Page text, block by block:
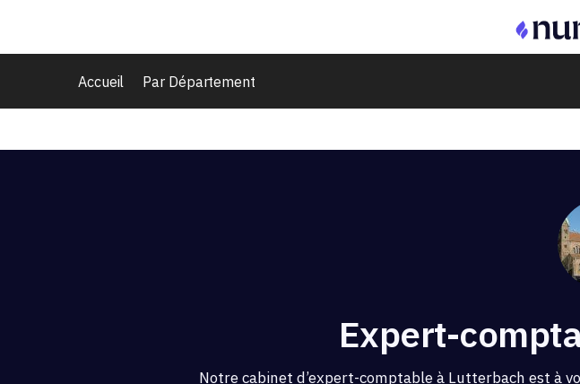
Accueil Par Département
Expert-
Notre cabinet d’expert-comptable à Lutterbach est à